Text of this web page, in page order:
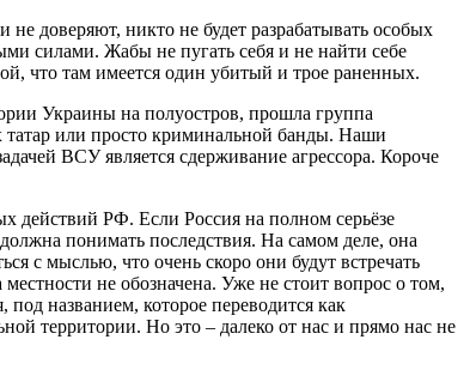
доверяют, никто не будет разрабатывать особых
силами. Жабы не пугать себя и не найти себе
что там имеется один убитый и трое раненных.
Украины на полуостров, прошла группа
или просто криминальной банды. Наши
ВСУ является сдерживание агрессора. Короче
действий РФ. Если Россия на полном серьёзе
понимать последствия. На самом деле, она
с мыслью, что очень скоро они будут встречать
не обозначена. Уже не стоит вопрос о том,
названием, которое переводится как
территории. Но это – далеко от нас и прямо нас не